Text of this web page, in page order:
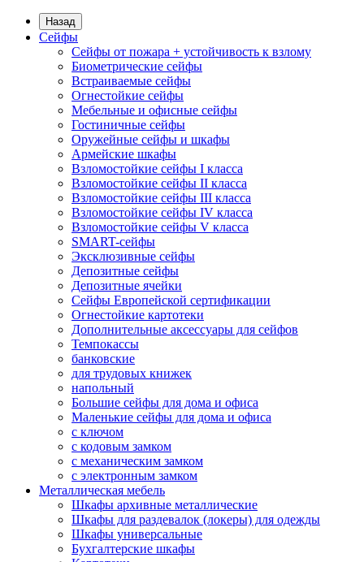
Назад
Сейфы
Сейфы от пожара + устойчивость к взлому
Биометрические сейфы
Встраиваемые сейфы
Огнестойкие сейфы
Мебельные и офисные сейфы
Гостиничные сейфы
Оружейные сейфы и шкафы
Армейские шкафы
Взломостойкие сейфы I класса
Взломостойкие сейфы II класса
Взломостойкие сейфы III класса
Взломостойкие сейфы IV класса
Взломостойкие сейфы V класса
SMART-сейфы
Эксклюзивные сейфы
Депозитные сейфы
Депозитные ячейки
Сейфы Европейской сертификации
Огнестойкие картотеки
Дополнительные аксессуары для сейфов
Темпокассы
банковские
для трудовых книжек
напольный
Большие сейфы для дома и офиса
Маленькие сейфы для дома и офиса
с ключом
с кодовым замком
с механическим замком
с электронным замком
Металлическая мебель
Шкафы архивные металлические
Шкафы для раздевалок (локеры) для одежды
Шкафы универсальные
Бухгалтерские шкафы